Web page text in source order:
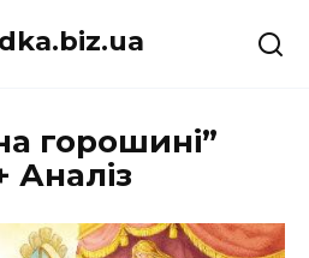
горошині”
Аналіз